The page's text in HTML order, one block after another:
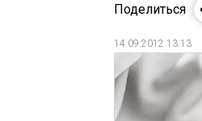
Поделиться
14.09.2012 13:13